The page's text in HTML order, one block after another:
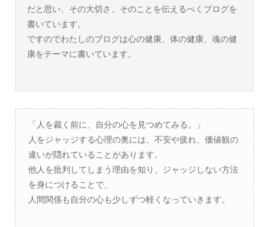
だと思い、その大切さ、そのことを伝えるべくブログを
書いています。
ですのでわたしのブログは心の健康、体の健康、魂の健
康をテーマに書いています。
「人を裁く前に、自分の心を見つめてみる。」
人をジャッジする心理の奥には、不安や疲れ、価値観の
違いが隠れていることがあります。
他人を批判してしまう理由を知り、ジャッジしない方法
を身につけることで、
人間関係も自分の心も少しずつ軽くなっていきます。